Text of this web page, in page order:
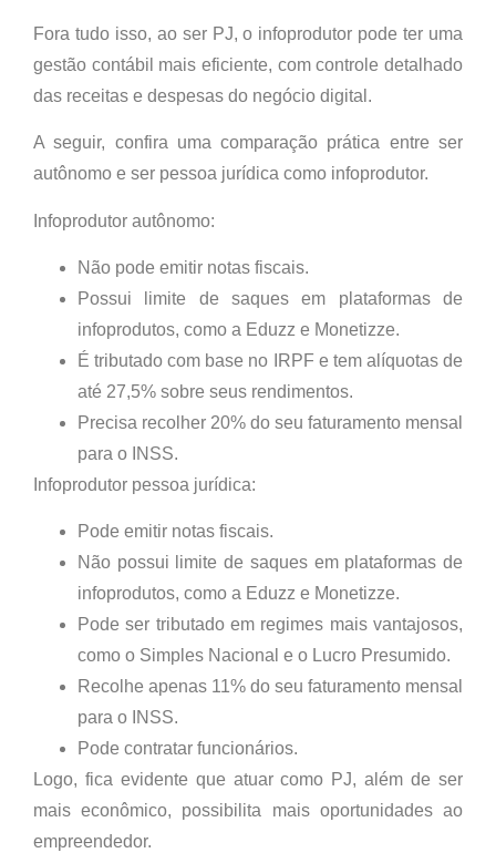
Fora tudo isso, ao ser PJ, o infoprodutor pode ter uma
gestão contábil mais eficiente, com controle detalhado
das receitas e despesas do negócio digital.
A seguir, confira uma comparação prática entre ser
autônomo e ser pessoa jurídica como infoprodutor.
Infoprodutor autônomo:
Não pode emitir notas fiscais.
Possui limite de saques em plataformas de
infoprodutos, como a Eduzz e Monetizze.
É tributado com base no IRPF e tem alíquotas de
até 27,5% sobre seus rendimentos.
Precisa recolher 20% do seu faturamento mensal
para o INSS.
Infoprodutor pessoa jurídica:
Pode emitir notas fiscais.
Não possui limite de saques em plataformas de
infoprodutos, como a Eduzz e Monetizze.
Pode ser tributado em regimes mais vantajosos,
como o Simples Nacional e o Lucro Presumido.
Recolhe apenas 11% do seu faturamento mensal
para o INSS.
Pode contratar funcionários.
Logo, fica evidente que atuar como PJ, além de ser
mais econômico, possibilita mais oportunidades ao
empreendedor.